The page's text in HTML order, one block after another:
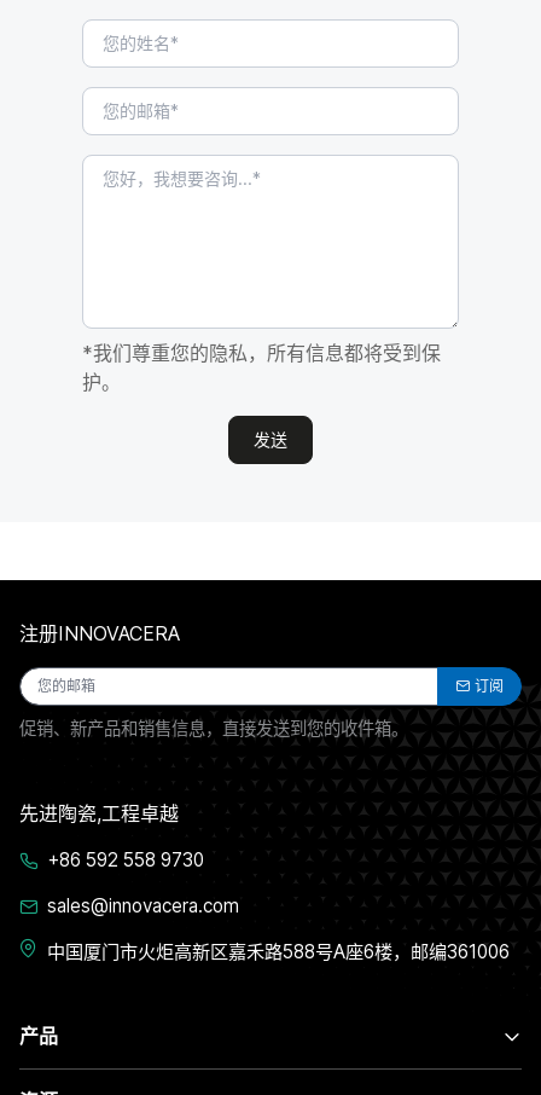
*我们尊重您的隐私，所有信息都将受到保
护。
发送
产品
注册INNOVACERA
订阅
促销、新产品和销售信息，直接发送到您的收件箱。
先进陶瓷,工程卓越
+86 592 558 9730
sales@innovacera.com
中国厦门市火炬高新区嘉禾路588号A座6楼，邮编361006